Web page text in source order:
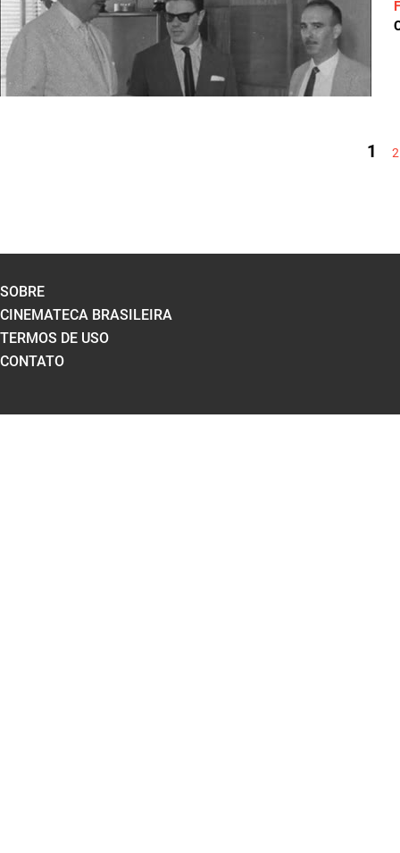
1 2
SOBRE
CINEMATECA BRASILEIRA
TERMOS DE USO
CONTATO